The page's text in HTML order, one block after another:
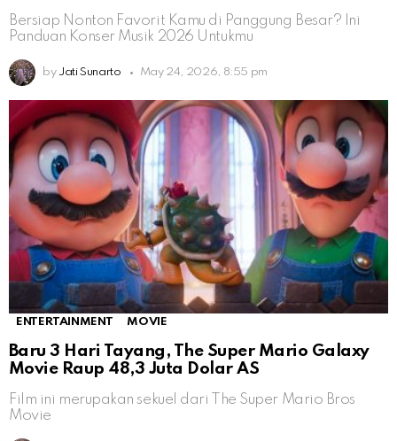
Bersiap Nonton Favorit Kamu di Panggung Besar? Ini
Panduan Konser Musik 2026 Untukmu
by Jati Sunarto May 24, 2026, 8:55 pm
ENTERTAINMENT MOVIE
Baru 3 Hari Tayang, The Super Mario Galaxy
Movie Raup 48,3 Juta Dolar AS
Film ini merupakan sekuel dari The Super Mario Bros
Movie